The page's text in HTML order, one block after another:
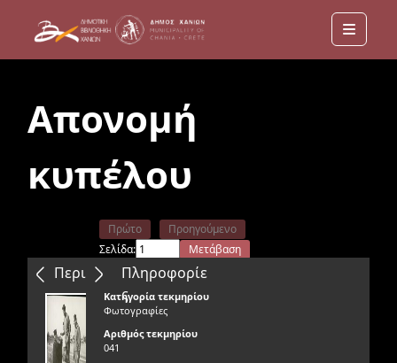
Menu
Απονομή
κυπέλου
Περιεχόμενα
Πρώτο
Προηγούμενο
Σελίδα:
Μετάβαση
Επόμενο
Τελευταίο
Πληροφορίε
ς
Κατηγορία τεκμηρίου
Φωτογραφίες
Αριθμός τεκμηρίου
041